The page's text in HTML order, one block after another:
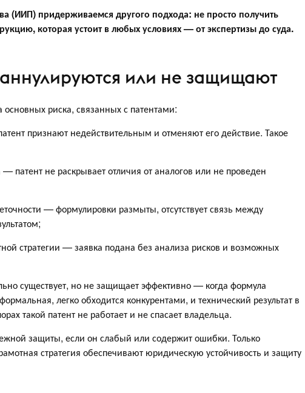
(ИИП) придерживаемся другого подхода: не просто получить
которая устоит в любых условиях — от экспертизы до суда.
или не защищают
основных риска, связанных с патентами:
признают недействительным и отменяют его действие. Такое
патент не раскрывает отличия от аналогов или не проведен
— формулировки размыты, отсутствует связь между
стратегии — заявка подана без анализа рисков и возможных
существует, но не защищает эффективно — когда формула
легко обходится конкурентами, и технический результат в
такой патент не работает и не спасает владельца.
защиты, если он слабый или содержит ошибки. Только
стратегия обеспечивают юридическую устойчивость и защиту